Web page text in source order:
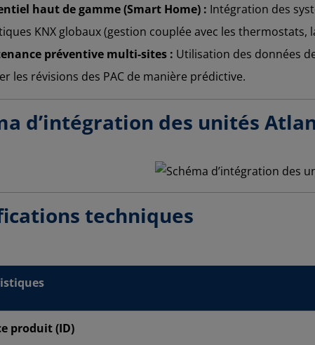
haut de gamme (Smart Home) : Intégration des
KNX globaux (gestion couplée avec les thermostats,
préventive multi-sites : Utilisation des données
les révisions des PAC de manière prédictive.
d’intégration des unités
techniques
produit (ID)